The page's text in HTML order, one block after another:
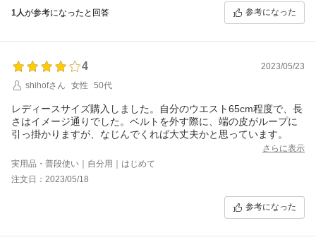
1人が参考になったと回答 参考になった
4
2023/05/23
shihofさん
女性 50代
レディースサイズ購入しました。自分のウエスト65cm程度で、長
さはイメージ通りでした。ベルトを外す際に、端の皮がループに
引っ掛かりますが、なじんでくれば大丈夫かと思っています。
さらに表示
実用品・普段使い｜自分用｜はじめて
注文日：2023/05/18
参考になった